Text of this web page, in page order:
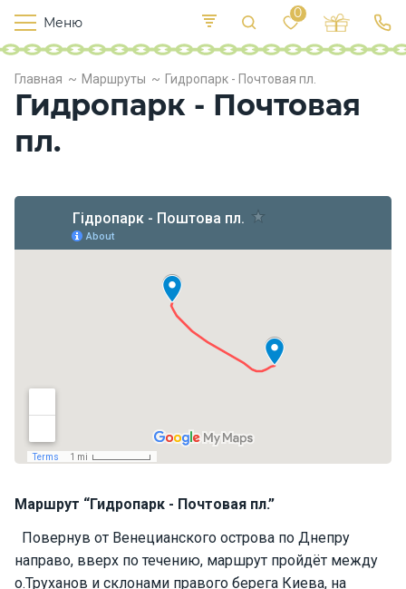
Главная Маршруты Гидропарк - Почтовая пл.
Гидропарк - Почтовая
пл.
Маршрут “Гидропарк - Почтовая пл.”
Повернув от Венецианского острова по Днепру
направо, вверх по течению, маршрут пройдёт между
о.Труханов и склонами правого берега Киева, на
Меню
0
Т
е
л
а
с
ы
е
я
К
е
Р
с